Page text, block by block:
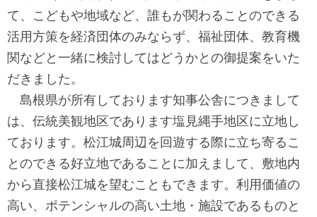
て、こどもや地域など、誰もが関わることのできる
活用方策を経済団体のみならず、福祉団体、教育機
関などと一緒に検討してはどうかとの御提案をいた
だきました。
島根県が所有しております知事公舎につきまして
は、伝統美観地区であります塩見縄手地区に立地し
ております。松江城周辺を回遊する際に立ち寄るこ
とのできる好立地であることに加えまして、敷地内
から直接松江城を望むこともできます。利用価値の
高い、ポテンシャルの高い土地・施設であるものと